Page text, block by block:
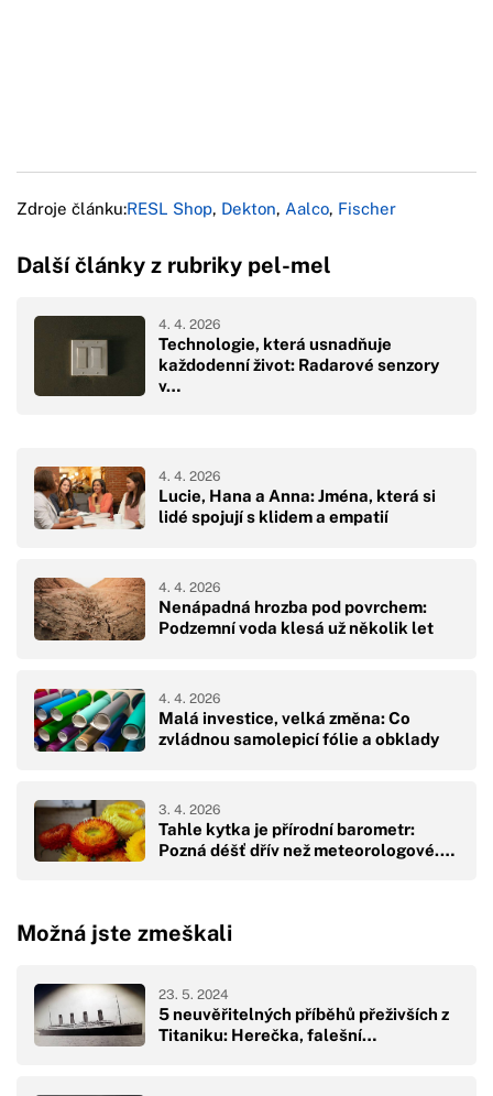
Zdroje článku:RESL Shop, Dekton, Aalco, Fischer
Další články z rubriky pel-mel
Technologie, která usnadňuje
každodenní život: Radarové senzory
v…
4. 4. 2026
Lucie, Hana a Anna: Jména, která si
lidé spojují s klidem a empatií
4. 4. 2026
Nenápadná hrozba pod povrchem:
Podzemní voda klesá už několik let
4. 4. 2026
Malá investice, velká změna: Co
zvládnou samolepicí fólie a obklady
4. 4. 2026
Tahle kytka je přírodní barometr:
Pozná déšť dřív než meteorologové.…
3. 4. 2026
Možná jste zmeškali
5 neuvěřitelných příběhů přeživších z
Titaniku: Herečka, falešní…
23. 5. 2024